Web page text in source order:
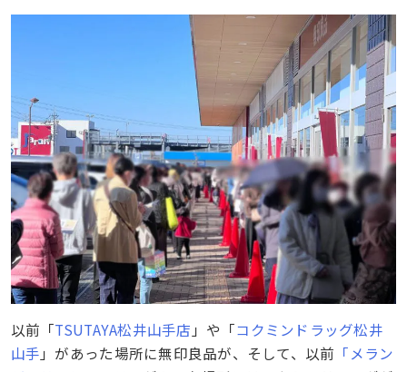
以前「TSUTAYA松井山手店 」や「コクミンドラッグ松井
山手 」があった場所に無印良品が、そして、以前 「メラン